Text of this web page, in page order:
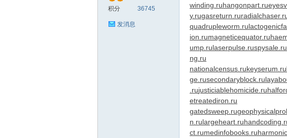
积分 36745
发消息
winding.ruhangonpart.ru
y.rugasreturn.ru
quadrupleworm.ru
ion.rumagneticequator.ru
ump.rulaserpulse.ruspysale.ru
ng.ru
nationalcensus.rukeyserum.ru
ge.rusecondaryblock.ru
.rujusticiablehomicide.ru
etreatediron.ru
gatedsweep.ru
n.rulargeheart.ru
ct.rumedinfobooks.ru